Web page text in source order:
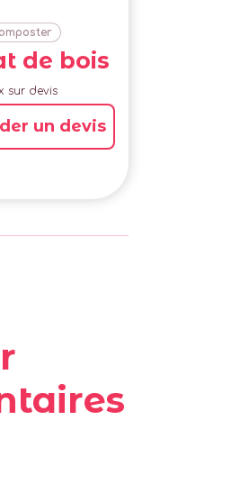
de bois
sur devis
un devis